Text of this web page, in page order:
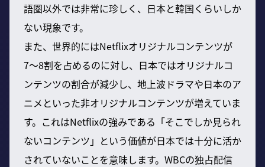
語圏以外では非常に珍しく、日本と韓国くらいしか
ない現象です。
また、世界的にはNetflixオリジナルコンテンツが
7〜8割を占めるのに対し、日本ではオリジナルコ
ンテンツの割合が減少し、地上波ドラマや日本のア
ニメといった非オリジナルコンテンツが増えていま
す。これはNetflixの強みである「そこでしか見られ
ないコンテンツ」という価値が日本では十分に活か
されていないことを意味します。WBCの独占配信